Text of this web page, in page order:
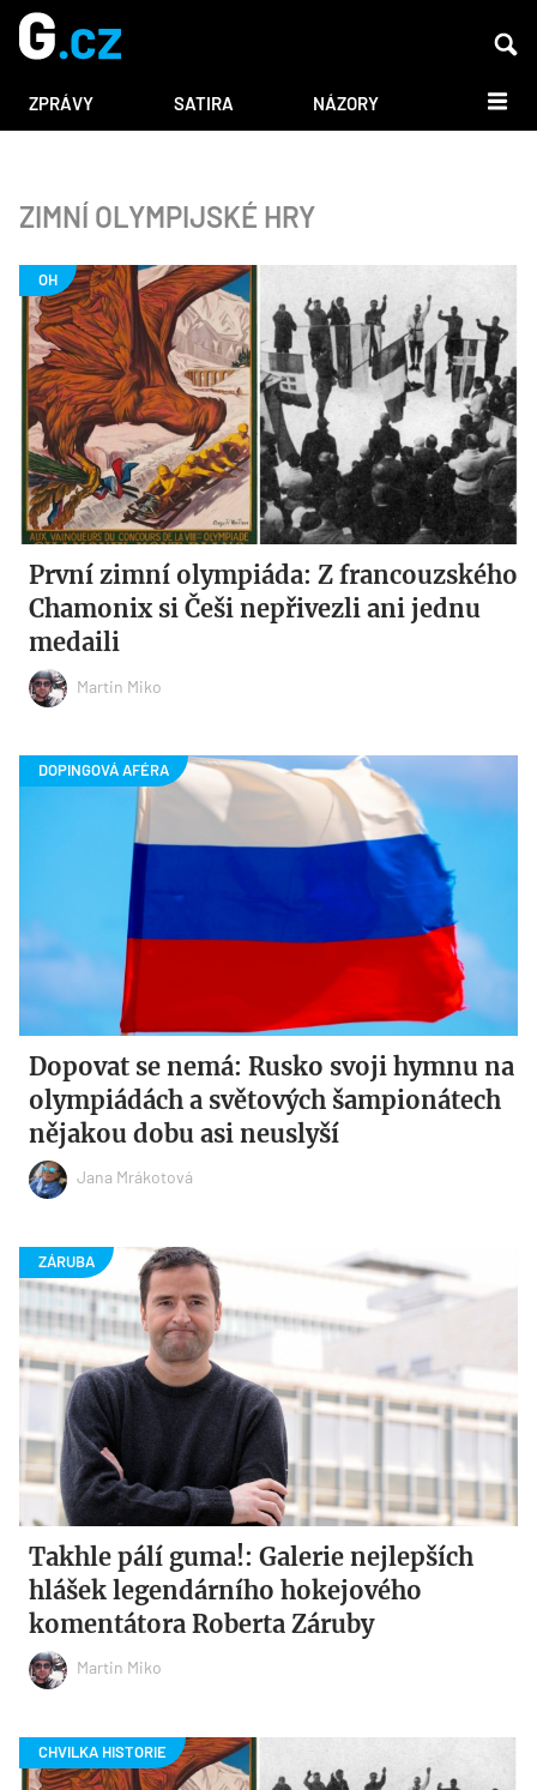
ZPRÁVY SATIRA NÁZORY DALŠÍ
ZIMNÍ OLYMPIJSKÉ HRY
První zimní olympiáda: Z francouzského
Chamonix si Češi nepřivezli ani jednu
medaili
Martin Miko
Dopovat se nemá: Rusko svoji hymnu na
olympiádách a světových šampionátech
nějakou dobu asi neuslyší
Jana Mrákotová
Takhle pálí guma!: Galerie nejlepších
hlášek legendárního hokejového
komentátora Roberta Záruby
Martin Miko